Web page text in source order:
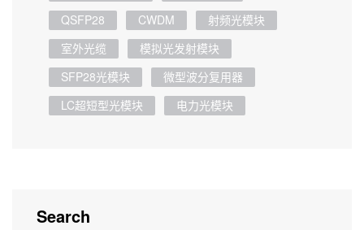
QSFP28
CWDM
射频光模块
室外光缆
模拟光发射模块
SFP28光模块
微型波分复用器
LC超短型光模块
电力光模块
Search